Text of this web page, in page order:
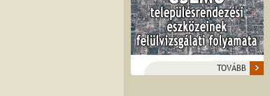
TOVÁBB